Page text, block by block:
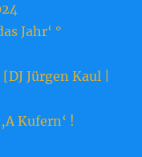
Jahr‘ °
Jürgen Kaul |
Kufern‘ !